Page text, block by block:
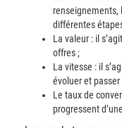
renseignements,
différentes
La valeur : il
offres ;
La vitesse : il
évoluer et passer
Le taux de
progressent